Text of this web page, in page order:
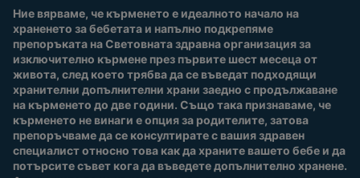
За нас
Присъединете се към
Nestlé Baby Club
Купи сега
Нашите марки и
продукти
Качество и сигурност
Безплатно тестване
Ние вярваме, че кърменето е идеалното начало на
храненето за бебетата и напълно подкрепяме
препоръката на Световната здравна организация за
изключително кърмене през първите шест месеца от
живота, след което трябва да се въведат подходящи
хранителни допълнителни храни заедно с продължаване
на кърменето до две години. Също така признаваме, че
кърменето не винаги е опция за родителите, затова
препоръчваме да се консултирате с вашия здравен
специалист относно това как да храните вашето бебе и да
потърсите съвет кога да въведете допълнително хранене.